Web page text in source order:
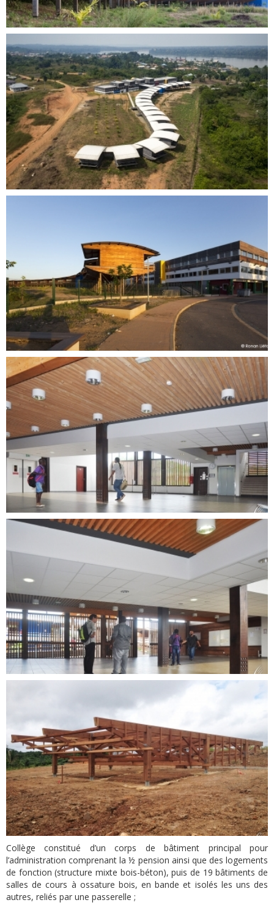
Collège constitué d’un corps de bâtiment principal pour
l’administration comprenant la ½ pension ainsi que des logements
de fonction (structure mixte bois-béton), puis de 19 bâtiments de
salles de cours à ossature bois, en bande et isolés les uns des
autres, reliés par une passerelle ;